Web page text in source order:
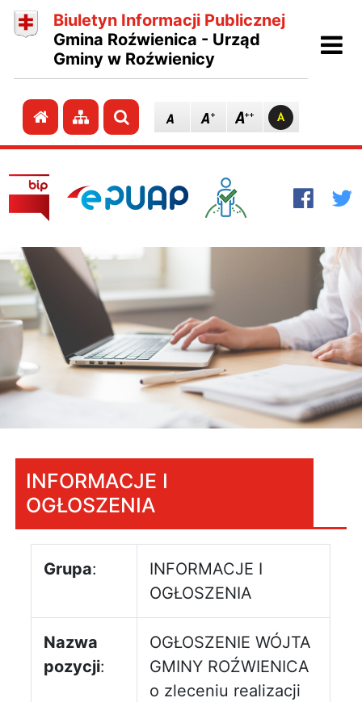
Biuletyn Informacji Publicznej
Gmina Roźwienica - Urząd
Gminy w Roźwienicy
Przejdź do strony głównej
Przejdź do mapy strony
Szukaj
INFORMACJE I
OGŁOSZENIA
Grupa:
INFORMACJE I
OGŁOSZENIA
Nazwa
pozycji:
OGŁOSZENIE WÓJTA
GMINY ROŹWIENICA
o zleceniu realizacji